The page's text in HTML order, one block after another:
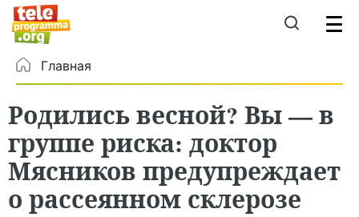
Главная
Родились весной? Вы — в
группе риска: доктор
Мясников предупреждает
о рассеянном склерозе